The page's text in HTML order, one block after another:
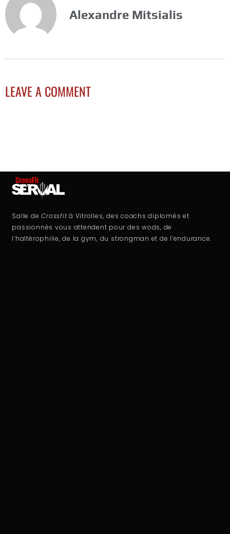
Alexandre Mitsialis
LEAVE A COMMENT
Salle deCrossfità Vitrolles, des coachs diplomés et
passionnés vous attendent pour des wods, de
l’haltérophilie, de la gym, du strongman et de l’endurance.